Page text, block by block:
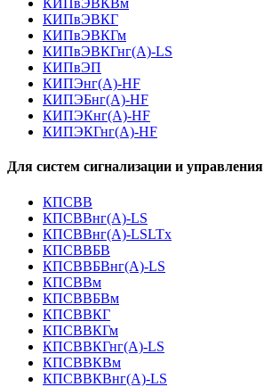
КИПвЭВКВм
КИПвЭВКГ
КИПвЭВКГм
КИПвЭВКГнг(А)-LS
КИПвЭП
КИПЭнг(А)-HF
КИПЭБнг(А)-HF
КИПЭКнг(А)-HF
КИПЭКГнг(А)-HF
Для систем сигнализации и управления
КПСВВ
КПСВВнг(А)-LS
КПСВВнг(А)-LSLTx
КПСВВБВ
КПСВВБВнг(А)-LS
КПСВВм
КПСВВБВм
КПСВВКГ
КПСВВКГм
КПСВВКГнг(А)-LS
КПСВВКВм
КПСВВКВнг(А)-LS